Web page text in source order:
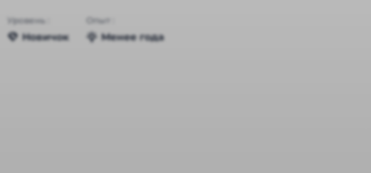
Уровень :
Новичок
Опыт :
Менее года